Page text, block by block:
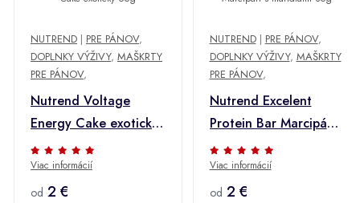
NUTREND | PRE PÁNOV,
DOPLNKY VÝŽIVY, MAŠKRTY
PRE PÁNOV,
Nutrend Voltage
Energy Cake exotický
65g
Viac informácií
od 2 €
NUTREND| PRE PÁNOV,
DOPLNKY VÝŽIVY, MAŠKRTY
PRE PÁNOV,
Nutrend Excelent
Protein Bar Marcipán s
mandľami 85g
Viac informácií
od 2 €